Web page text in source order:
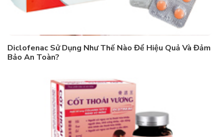
Diclofenac Sử Dụng Như Thế Nào Để Hiệu Quả Và Đảm
Bảo An Toàn?